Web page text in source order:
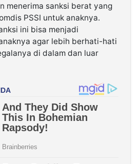
menerima sanksi berat yang
PSSI untuk anaknya.
ini bisa menjadi
agar lebih berhati-hati
di dalam dan luar